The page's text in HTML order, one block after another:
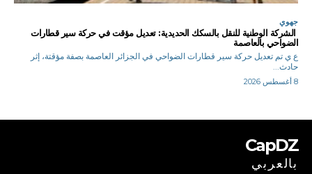
جهوي
الشركة الوطنية للنقل بالسكك الحديدية: تعديل مؤقت في حركة سير قطارات
الضواحي بالعاصمة
ع ي تم تعديل حركة سير قطارات الضواحي في الجزائر العاصمة بصفة مؤقتة، إثر
حادث...
8 أغسطس 2026
CapDZ
بالعربي